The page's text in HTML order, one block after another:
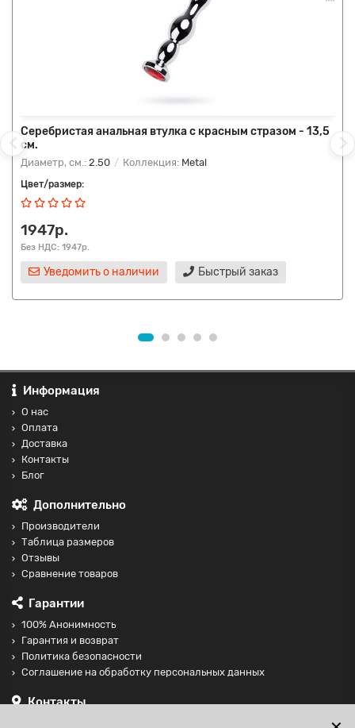
Серебристая анальная втулка с красным стразом - 13,5
см.
Диаметр, см.: 2.50 Коллекция: Metal
Цвет/размер:
1947р.
Без НДС: 1947р.
Уведомить о наличии Быстрый заказ
Информация
О нас
Оплата
Доставка
Контакты
Блог
Дополнительно
Производители
Таблица размеров
Отзывы
Сравнение товаров
Гарантии
100% Анонимность
Гарантия и возврат
Политика безопасности
Соглашение на обработку персональных данных
Контакты